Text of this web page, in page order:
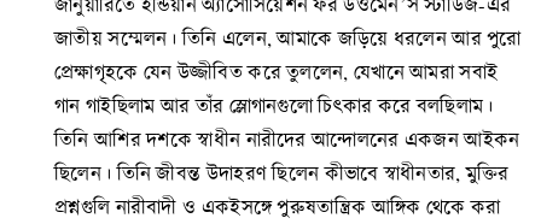
জাতীয় সম্মেলন। তিনি এলেন, আমাকে জড়িয়ে ধরলেন আর পুরো
প্রেক্ষাগৃহকে যেন উজ্জীবিত করে তুললেন, যেখানে আমরা সবাই
গান গাইছিলাম আর তাঁর স্লোগানগুলো চিৎকার করে বলছিলাম।
তিনি আশির দশকে স্বাধীন নারীদের আন্দোলনের একজন আইকন
ছিলেন। তিনি জীবন্ত উদাহরণ ছিলেন কীভাবে স্বাধীনতার, মুক্তির
প্রশ্নগুলি নারীবাদী ও একইসঙ্গে পুরুষতান্ত্রিক আঙ্গিক থেকে করা